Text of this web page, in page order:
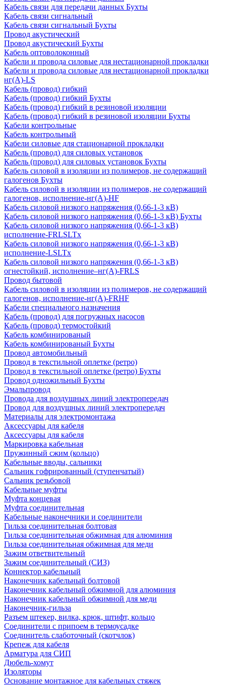
Кабель связи для передачи данных Бухты
Кабель связи сигнальный
Кабель связи сигнальный Бухты
Провод акустический
Провод акустический Бухты
Кабель оптоволоконный
Кабели и провода силовые для нестационарной прокладки
Кабели и провода силовые для нестационарной прокладки
нг(А)-LS
Кабель (провод) гибкий
Кабель (провод) гибкий Бухты
Кабель (провод) гибкий в резиновой изоляции
Кабель (провод) гибкий в резиновой изоляции Бухты
Кабели контрольные
Кабель контрольный
Кабели силовые для стационарной прокладки
Кабель (провод) для силовых установок
Кабель (провод) для силовых установок Бухты
Кабель силовой в изоляции из полимеров, не содержащий
галогенов Бухты
Кабель силовой в изоляции из полимеров, не содержащий
галогенов, исполнение-нг(А)-HF
Кабель силовой низкого напряжения (0,66-1-3 кВ)
Кабель силовой низкого напряжения (0,66-1-3 кВ) Бухты
Кабель силовой низкого напряжения (0,66-1-3 кВ)
исполнение-FRLSLTx
Кабель силовой низкого напряжения (0,66-1-3 кВ)
исполнение-LSLTx
Кабель силовой низкого напряжения (0,66-1-3 кВ)
огнестойкий, исполнение–нг(А)-FRLS
Провод бытовой
Кабель силовой в изоляции из полимеров, не содержащий
галогенов, исполнение-нг(А)-FRHF
Кабели специального назначения
Кабель (провод) для погружных насосов
Кабель (провод) термостойкий
Кабель комбинированый
Кабель комбинированый Бухты
Провод автомобильный
Провод в текстильной оплетке (ретро)
Провод в текстильной оплетке (ретро) Бухты
Провод одножильный Бухты
Эмальпровод
Провода для воздушных линий электропередач
Провод для воздушных линий электропередач
Материалы для электромонтажа
Аксессуары для кабеля
Аксессуары для кабеля
Маркировка кабельная
Пружинный сжим (кольцо)
Кабельные вводы, сальники
Сальник гофрированный (ступенчатый)
Сальник резьбовой
Кабельные муфты
Муфта концевая
Муфта соединительная
Кабельные наконечники и соединители
Гильза соединительная болтовая
Гильза соединительная обжимная для алюминия
Гильза соединительная обжимная для меди
Зажим ответвительный
Зажим соединительный (СИЗ)
Коннектор кабельный
Наконечник кабельный болтовой
Наконечник кабельный обжимной для алюминия
Наконечник кабельный обжимной для меди
Наконечник-гильза
Разъем штекер, вилка, крюк, штифт, кольцо
Соединители с припоем в термоусадке
Соединитель слаботочный (скотчлок)
Крепеж для кабеля
Арматура для СИП
Дюбель-хомут
Изоляторы
Основание монтажное для кабельных стяжек